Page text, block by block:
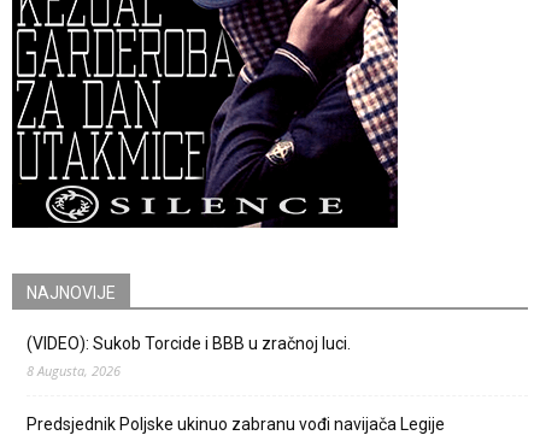
NAJNOVIJE
(VIDEO): Sukob Torcide i BBB u zračnoj luci.
8 Augusta, 2026
Predsjednik Poljske ukinuo zabranu vođi navijača Legije